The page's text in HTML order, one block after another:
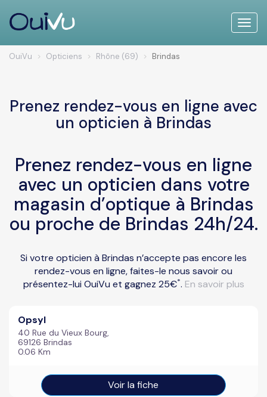
Toggle
OuiVu Opticiens Rhône (69) Brindas
Prenez rendez-vous en ligne avec
un opticien à Brindas
Prenez rendez-vous en ligne
avec un opticien dans votre
magasin d’optique à Brindas
ou proche de Brindas 24h/24.
Si votre opticien à Brindas n’accepte pas encore les
rendez-vous en ligne, faites-le nous savoir ou
présentez-lui OuiVu et gagnez 25€*. En savoir plus
Opsyl
40 Rue du Vieux Bourg,
69126 Brindas
0.06 Km
Voir la fiche